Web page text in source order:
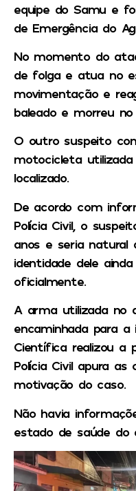
equipe do Samu e
de Emergência do
No momento do
de folga e atua no
movimentação e
baleado e morreu no
O outro suspeito
motocicleta
localizado.
De acordo com
Polícia Civil, o
anos e seria natural
identidade dele
oficialmente.
A arma utilizada no
encaminhada para a
Científica realizou a
Polícia Civil apura
motivação do caso.
Não havia
estado de saúde do